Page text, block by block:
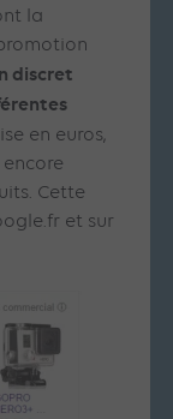
la
discret
en euros,
Cette
et sur